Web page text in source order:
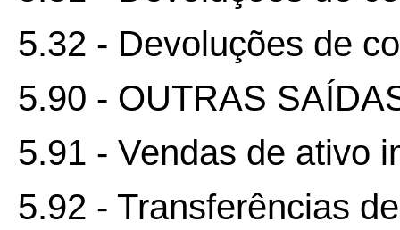
5.32 - Devoluções de
5.90 - OUTRAS
5.91 - Vendas de ativo
5.92 - Transferências